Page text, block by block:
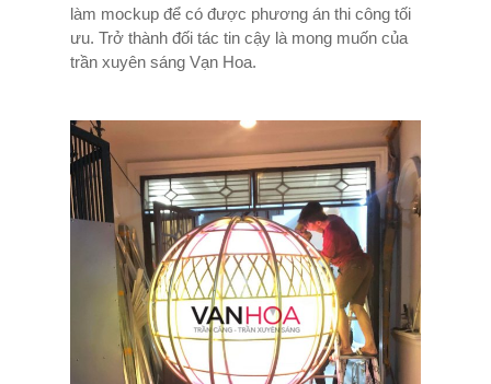
làm mockup để có được phương án thi công tối
ưu. Trở thành đối tác tin cậy là mong muốn của
trần xuyên sáng Vạn Hoa.